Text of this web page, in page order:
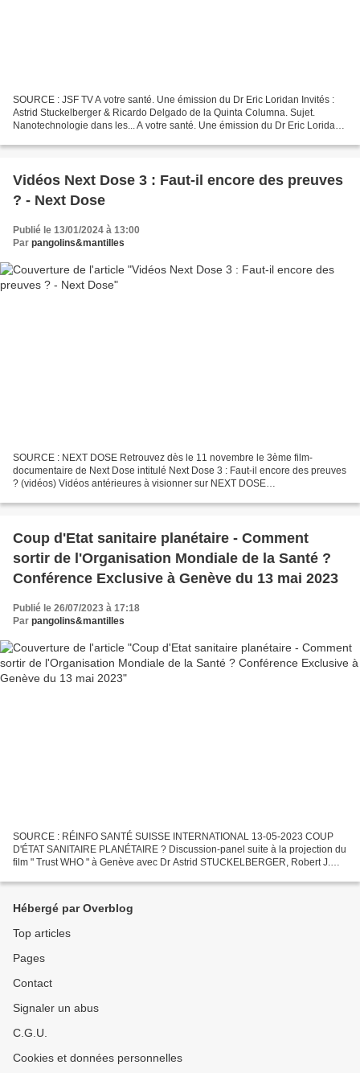
SOURCE : JSF TV A votre santé. Une émission du Dr Eric Loridan Invités :
Astrid Stuckelberger & Ricardo Delgado de la Quinta Columna. Sujet.
Nanotechnologie dans les... A votre santé. Une émission du Dr Eric Loridan
Vidéos Next Dose 3 : Faut-il encore des preuves
? - Next Dose
Publié le 13/01/2024 à 13:00
Par pangolins&mantilles
SOURCE : NEXT DOSE Retrouvez dès le 11 novembre le 3ème film-
documentaire de Next Dose intitulé Next Dose 3 : Faut-il encore des preuves
? (vidéos) Vidéos antérieures à visionner sur NEXT DOSE
______ NEXT...
Coup d'Etat sanitaire planétaire - Comment
sortir de l'Organisation Mondiale de la Santé ?
Conférence Exclusive à Genève du 13 mai 2023
Publié le 26/07/2023 à 17:18
Par pangolins&mantilles
SOURCE : RÉINFO SANTÉ SUISSE INTERNATIONAL 13-05-2023 COUP
D'ÉTAT SANITAIRE PLANÉTAIRE ? Discussion-panel suite à la projection du
film " Trust WHO " à Genève avec Dr Astrid STUCKELBERGER, Robert J.
Hébergé par Overblog
Top articles
Pages
Contact
Signaler un abus
C.G.U.
Cookies et données personnelles